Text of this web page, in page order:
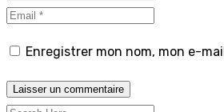
Enregistrer mon nom, mon e-